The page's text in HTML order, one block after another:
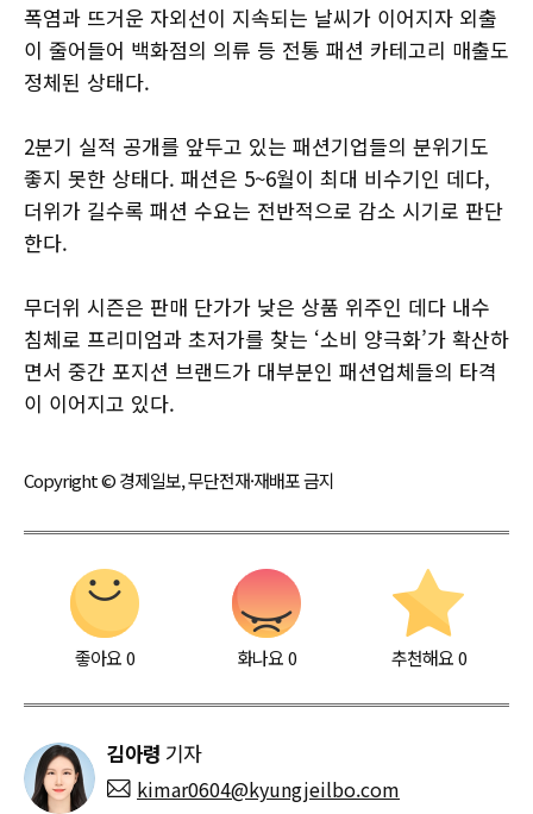
폭염과 뜨거운 자외선이 지속되는 날씨가 이어지자 외출
이 줄어들어 백화점의 의류 등 전통 패션 카테고리 매출도
정체된 상태다.
2분기 실적 공개를 앞두고 있는 패션기업들의 분위기도
좋지 못한 상태다. 패션은 5~6월이 최대 비수기인 데다,
더위가 길수록 패션 수요는 전반적으로 감소 시기로 판단
한다.
무더위 시즌은 판매 단가가 낮은 상품 위주인 데다 내수
침체로 프리미엄과 초저가를 찾는 ‘소비 양극화’가 확산하
면서 중간 포지션 브랜드가 대부분인 패션업체들의 타격
이 이어지고 있다.
Copyright © 경제일보, 무단전재·재배포 금지
좋아요0 화나요0 추천해요 0
김아령 기자
kimar0604@kyungjeilbo.com